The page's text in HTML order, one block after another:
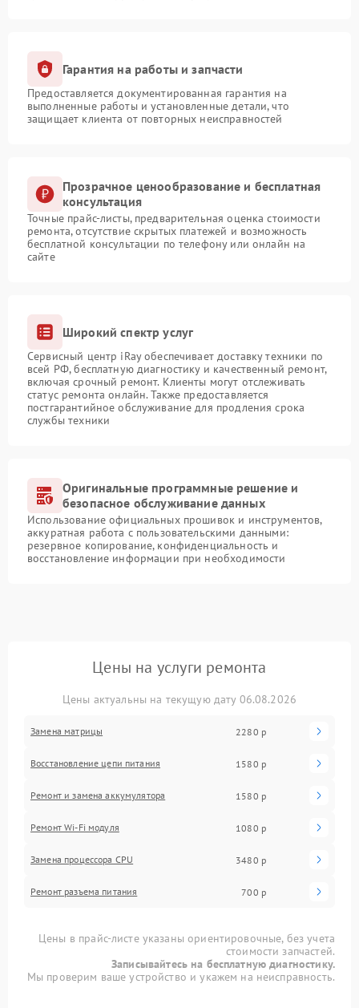
Гарантия на работы и запчасти
Предоставляется документированная гарантия на
выполненные работы и установленные детали, что
защищает клиента от повторных неисправностей
Прозрачное ценообразование и бесплатная
консультация
Точные прайс-листы, предварительная оценка стоимости
ремонта, отсутствие скрытых платежей и возможность
бесплатной консультации по телефону или онлайн на
сайте
Широкий спектр услуг
Сервисный центр iRay обеспечивает доставку техники по
всей РФ, бесплатную диагностику и качественный ремонт,
включая срочный ремонт. Клиенты могут отслеживать
статус ремонта онлайн. Также предоставляется
постгарантийное обслуживание для продления срока
службы техники
Оригинальные программные решение и
безопасное обслуживание данных
Использование официальных прошивок и инструментов,
аккуратная работа с пользовательскими данными:
резервное копирование, конфиденциальность и
восстановление информации при необходимости
Цены на услуги ремонта
Цены актуальны на текущую дату 06.08.2026
Замена матрицы 2280 р
Восстановление цепи питания 1580 р
Ремонт и замена аккумулятора 1580 р
Ремонт Wi-Fi модуля 1080 р
Замена процессора CPU 3480 р
Ремонт разъема питания 700 р
Цены в прайс-листе указаны ориентировочные, без учета
стоимости запчастей.
Записывайтесь на бесплатную диагностику.
Мы проверим ваше устройство и укажем на неисправность.